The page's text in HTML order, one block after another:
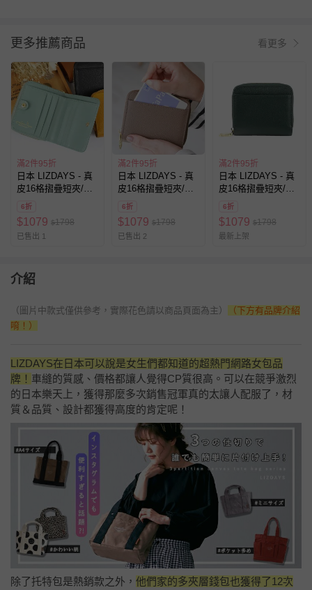
更多推薦商品 看更多
滿2件95折
日本 LIZDAYS - 真
皮16格摺疊短夾/零
錢包-天空藍
6折
$1079 $1798
已售出 1
滿2件95折
日本 LIZDAYS - 真
皮16格摺疊短夾/零
錢包-深棕
6折
$1079 $1798
已售出 2
滿2件95折
日本 LIZDAYS - 真
皮16格摺疊短夾/零
錢包-濃綠
6折
$1079 $1798
最新上架
介紹
（圖片中款式僅供參考，實際花色請以商品頁面為主）
（下方有品牌介紹
唷！）
LIZDAYS在日本可以說是女生們都知道的超熱門網路女包品
牌！ 車縫的質感、價格都讓人覺得CP質很高。可以在競爭激烈
的日本樂天上，獲得那麼多次銷售冠軍真的太讓人配服了，材
質＆品質、設計都獲得高度的肯定呢！
除了托特包是熱銷款之外， 他們家的多夾層錢包也獲得了12次